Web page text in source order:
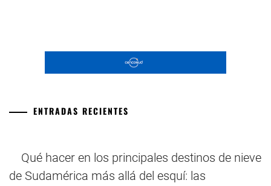
ENTRADAS RECIENTES
Qué hacer en los principales destinos de nieve
de Sudamérica más allá del esquí: las